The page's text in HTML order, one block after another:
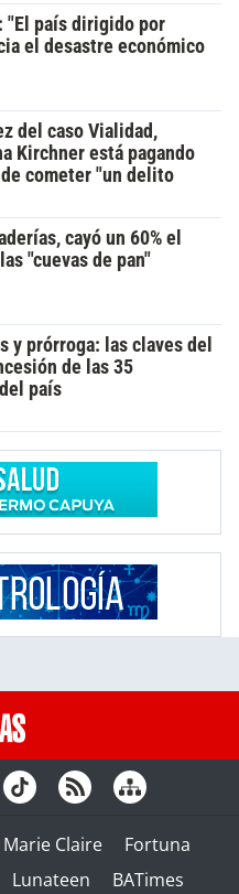
"El país dirigido por
el desastre económico
del caso Vialidad,
Kirchner está pagando
cometer "un delito
cayó un 60% el
"cuevas de pan"
y prórroga: las claves del
de las 35
país
Marie Claire
Fortuna
Lunateen BATimes